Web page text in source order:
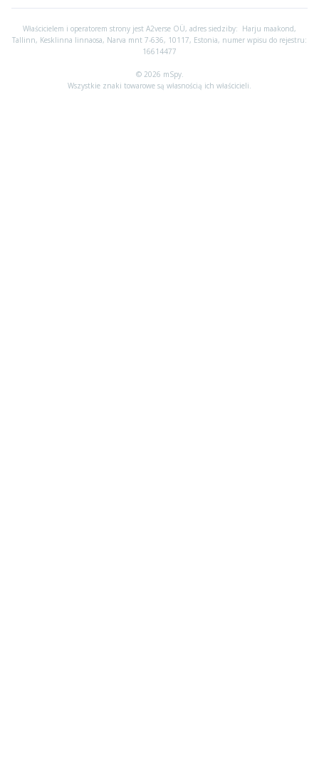
Właścicielem i operatorem strony jest A2verse OÜ, adres siedziby: Harju maakond,
Tallinn, Kesklinna linnaosa, Narva mnt 7-636, 10117, Estonia, numer wpisu do rejestru:
16614477
© 2026 mSpy.
Wszystkie znaki towarowe są własnością ich właścicieli.